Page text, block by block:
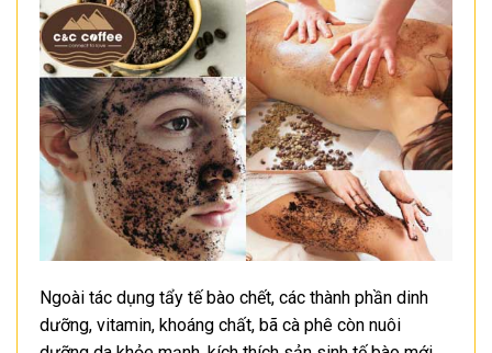
Ngoài tác dụng tẩy tế bào chết, các thành phần dinh
dưỡng, vitamin, khoáng chất, bã cà phê còn nuôi